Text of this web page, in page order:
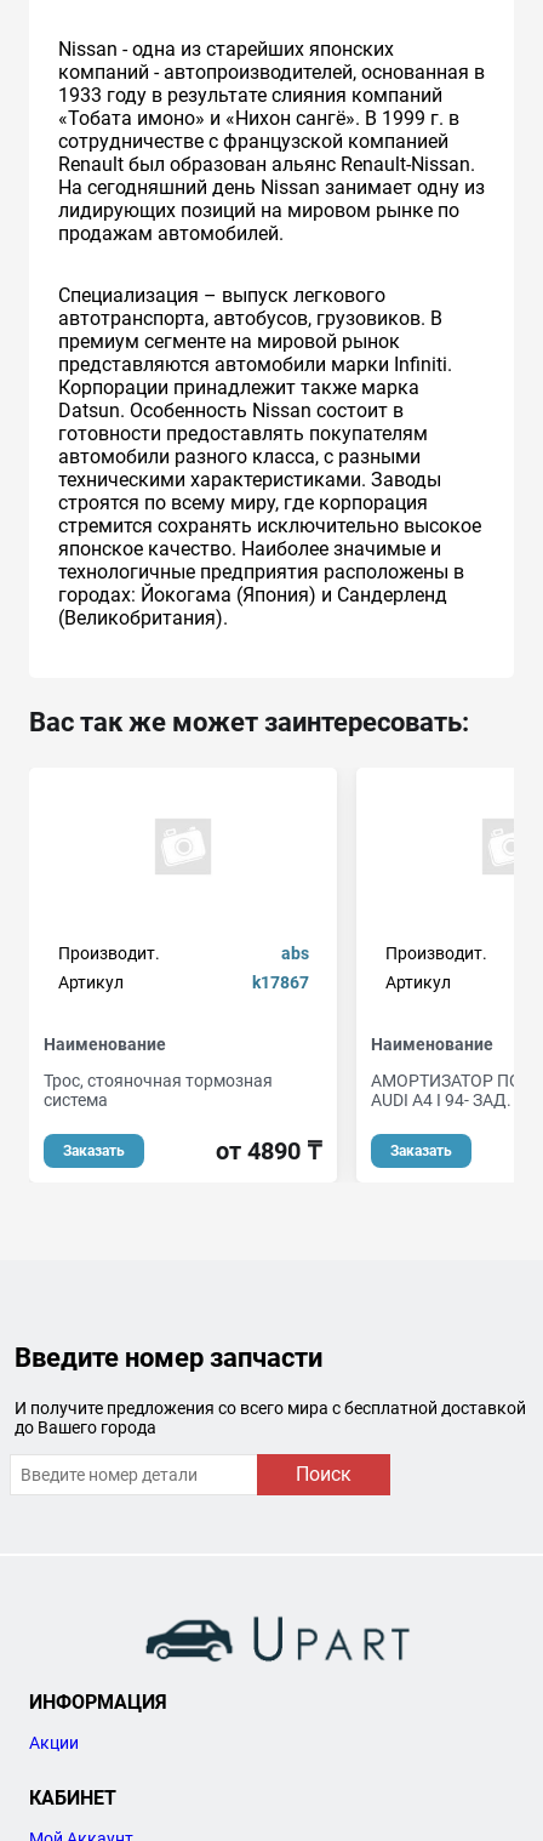
Nissan - одна из старейших японских
компаний - автопроизводителей, основанная в
1933 году в результате слияния компаний
«Тобата имоно» и «Нихон сангё». В 1999 г. в
сотрудничестве с французcкой компанией
Renault был образован альянс Renault-Nissan.
На сегодняшний день Nissan занимает одну из
лидирующих позиций на мировом рынке по
продажам автомобилей.
Специализация – выпуск легкового
автотранспорта, автобусов, грузовиков. В
премиум сегменте на мировой рынок
представляются автомобили марки Infiniti.
Корпорации принадлежит также марка
Datsun. Особенность Nissan состоит в
готовности предоставлять покупателям
автомобили разного класса, с разными
техническими характеристиками. Заводы
строятся по всему миру, где корпорация
стремится сохранять исключительно высокое
японское качество. Наиболее значимые и
технологичные предприятия расположены в
городах: Йокогама (Япония) и Сандерленд
(Великобритания).
Вас так же может заинтересовать:
Производит.
abs
Артикул
k17867
Наименование
Трос, стояночная тормозная
система
Заказать от 4890 ₸
Производит.
Артикул
Наименование
АМОРТИЗАТОР
AUDI A4 I 94- ЗАД.
Заказать
Введите номер запчасти
И получите предложения со всего мира с бесплатной доставкой
до Вашего города
Поиск
ИНФОРМАЦИЯ
Акции
КАБИНЕТ